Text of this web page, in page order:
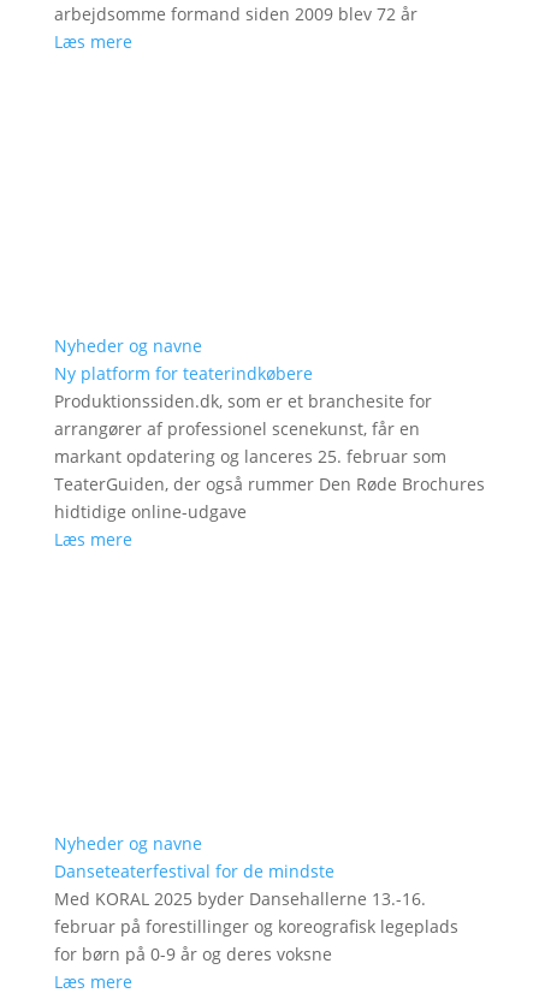
arbejdsomme formand siden 2009 blev 72 år
Læs mere
Nyheder og navne
Ny platform for teaterindkøbere
Produktionssiden.dk, som er et branchesite for
arrangører af professionel scenekunst, får en
markant opdatering og lanceres 25. februar som
TeaterGuiden, der også rummer Den Røde Brochures
hidtidige online-udgave
Læs mere
Nyheder og navne
Danseteaterfestival for de mindste
Med KORAL 2025 byder Dansehallerne 13.-16.
februar på forestillinger og koreografisk legeplads
for børn på 0-9 år og deres voksne
Læs mere